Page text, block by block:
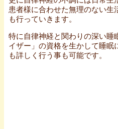
患者様に合わせた無理のない生
も行っていきます。
特に自律神経と関わりの深い睡
イザー」の資格を生かして睡眠
も詳しく行う事も可能です。